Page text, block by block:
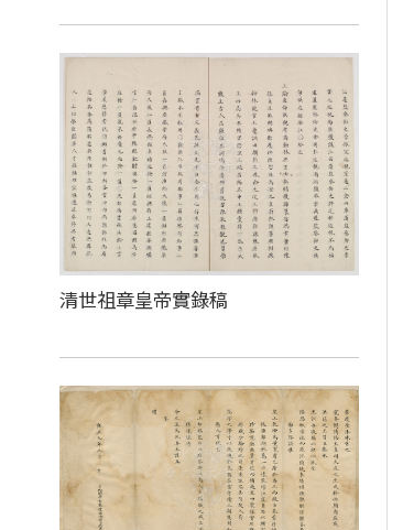
清世祖章皇帝實錄稿